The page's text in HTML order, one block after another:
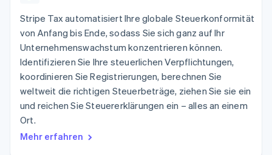
Zugriff auf mehr als
125
Terminal
Zahlungen vor Ort
Authorization
Optimierung der
Autorisierungsraten
Link
Bezahlvorgang
Financial
Datensynchronisierung
Plattformen
SaaS
Nach Branche
KI-Unternehmen
Bewirtung, Reisen und
Grundlagen der
Abonnementverwaltung
So setzen Sie
nutzungsbasierte
Abrechnung um
Stablecoin-gestützte
Karten ausgeben: So
geht´s
Diensten mit Agenten
Produkt-Roadmap
Stripe Sessions
Karriere
Newsroom
Stripe Press
Kontakt
kontaktieren
Stripe Tax automatisiert Ihre globale Steuerkonformität
von Anfang bis Ende, sodass Sie sich ganz auf Ihr
Unternehmenswachstum konzentrieren können.
Identifizieren Sie Ihre steuerlichen Verpflichtungen,
koordinieren Sie Registrierungen, berechnen Sie
weltweit die richtigen Steuerbeträge, ziehen Sie sie ein
und reichen Sie Steuererklärungen ein – alles an einem
Ort.
Mehr erfahren